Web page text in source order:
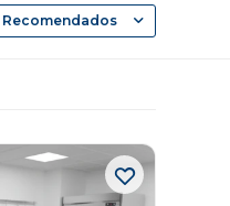
Recomendados